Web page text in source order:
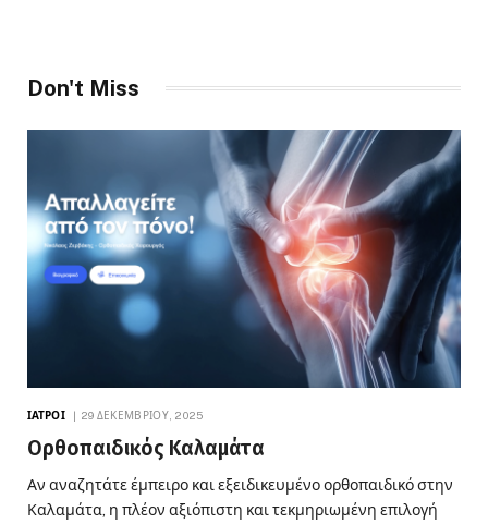
Don't Miss
ΙΑΤΡΟΊ 29 ΔΕΚΕΜΒΡΊΟΥ, 2025
Ορθοπαιδικός Καλαμάτα
Αν αναζητάτε έμπειρο και εξειδικευμένο ορθοπαιδικό στην
Καλαμάτα, η πλέον αξιόπιστη και τεκμηριωμένη επιλογή